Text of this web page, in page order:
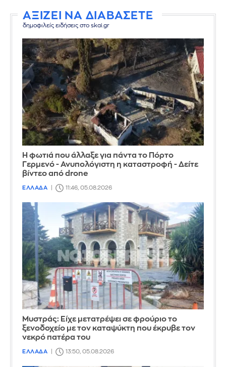
ΑΞΙΖΕΙ ΝΑ ΔΙΑΒΑΣΕΤΕ
δημοφιλείς ειδήσεις στο skai.gr
Η φωτιά που άλλαξε για πάντα το Πόρτο
Γερμενό - Ανυπολόγιστη η καταστροφή - Δείτε
βίντεο από drone
ΕΛΛΑΔΑ 11:46, 05.08.2026
Mυστράς: Είχε μετατρέψει σε φρούριο το
ξενοδοχείο με τον καταψύκτη που έκρυβε τον
νεκρό πατέρα του
ΕΛΛΑΔΑ 13:50, 05.08.2026